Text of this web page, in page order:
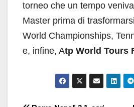
torneo che un tempo
Master prima di
World Championships,
e, infine, Atp World Tours